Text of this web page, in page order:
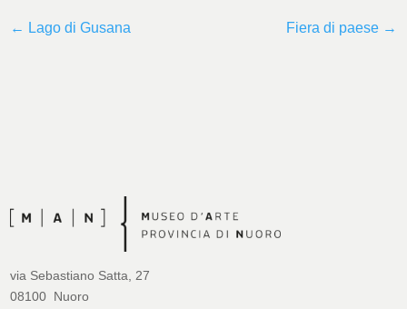
← Lago di Gusana Fiera di paese→
via Sebastiano Satta, 27
08100 Nuoro